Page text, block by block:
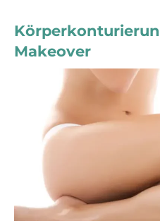
Makeover